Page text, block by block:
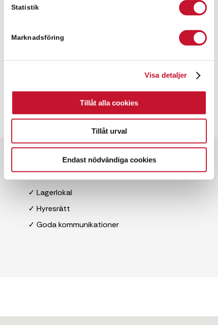
Statistik
Marknadsföring
Visa detaljer
Tillåt alla cookies
Tillåt urval
Endast nödvändiga cookies
Snabbfakta
✓ Lagerlokal
✓ Hyresrätt
✓ Goda kommunikationer